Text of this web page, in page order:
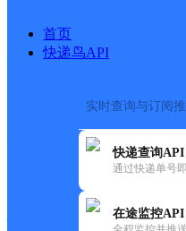
首页
快递鸟API
实时查询与订阅
快递查询API
通过快递单号
在途监控API